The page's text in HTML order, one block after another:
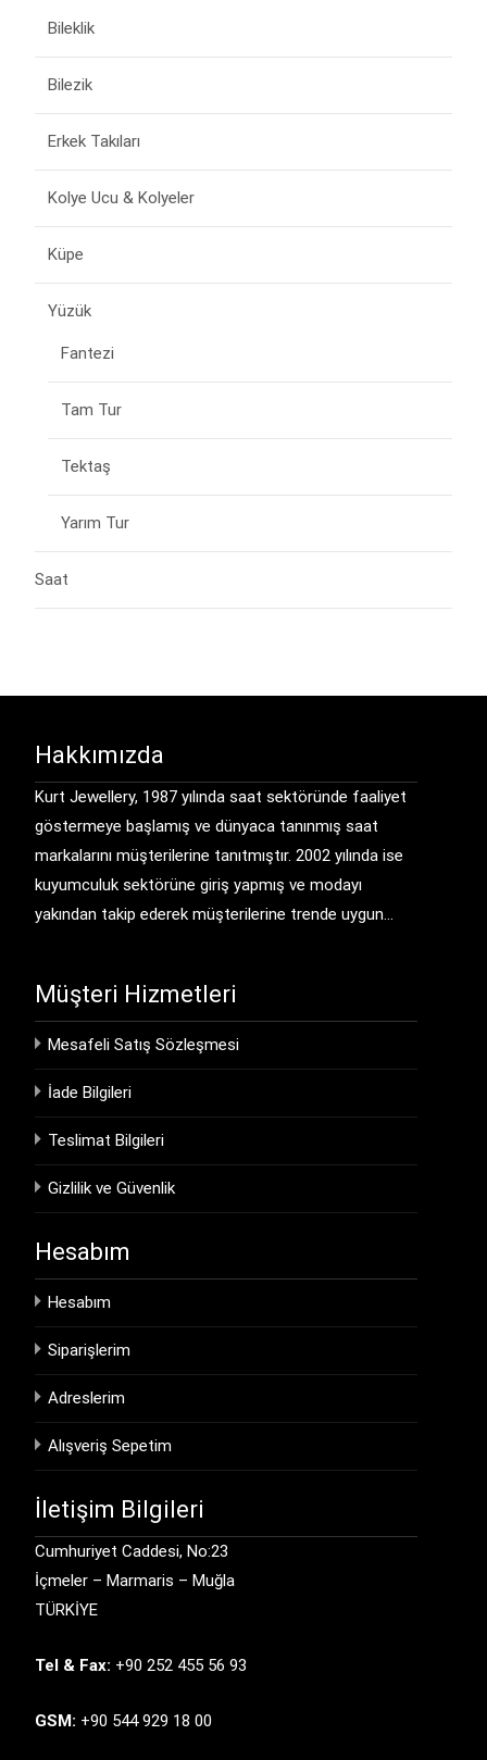
Bileklik
Bilezik
Erkek Takıları
Kolye Ucu & Kolyeler
Küpe
Yüzük
Fantezi
Tam Tur
Tektaş
Yarım Tur
Saat
Hakkımızda
Kurt Jewellery, 1987 yılında saat sektöründe faaliyet
göstermeye başlamış ve dünyaca tanınmış saat
markalarını müşterilerine tanıtmıştır. 2002 yılında ise
kuyumculuk sektörüne giriş yapmış ve modayı
yakından takip ederek müşterilerine trende uygun…
Müşteri Hizmetleri
Mesafeli Satış Sözleşmesi
İade Bilgileri
Teslimat Bilgileri
Gizlilik ve Güvenlik
Hesabım
Hesabım
Siparişlerim
Adreslerim
Alışveriş Sepetim
İletişim Bilgileri
Cumhuriyet Caddesi, No:23
İçmeler – Marmaris – Muğla
TÜRKİYE
Tel & Fax: +90 252 455 56 93
GSM: +90 544 929 18 00